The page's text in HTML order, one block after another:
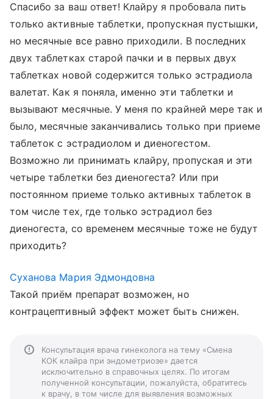
Спасибо за ваш ответ! Клайру я пробовала пить
только активные таблетки, пропускная пустышки,
но месячные все равно приходили. В последних
двух таблетках старой пачки и в первых двух
таблетках новой содержится только эстрадиола
валетат. Как я поняла, именно эти таблетки и
вызывают месячные. У меня по крайней мере так и
было, месячные заканчивались только при приеме
таблеток с эстрадиолом и диеногестом.
Возможно ли принимать клайру, пропуская и эти
четыре таблетки без диеногеста? Или при
постоянном приеме только активных таблеток в
том числе тех, где только эстрадиол без
диеногеста, со временем месячные тоже не будут
приходить?
Суханова Мария Эдмондовна
Такой приём препарат возможен, но
контрацептивный эффект может быть снижен.
Консультация врача гинеколога на тему «Смена
КОК клайра при эндометриозе» дается
исключительно в справочных целях. По итогам
полученной консультации, пожалуйста, обратитесь
к врачу, в том числе для выявления возможных